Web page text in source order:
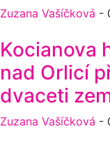
Zuzana Vašíčková -
Kocianova
nad Orlicí
dvaceti
Zuzana Vašíčková -